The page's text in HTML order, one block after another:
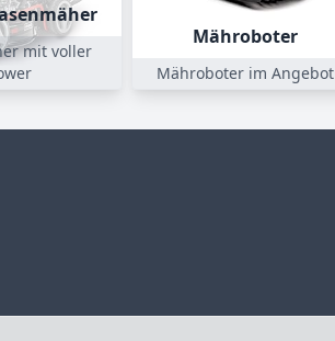
mit voller
Mähroboter
Mähroboter im Angebot